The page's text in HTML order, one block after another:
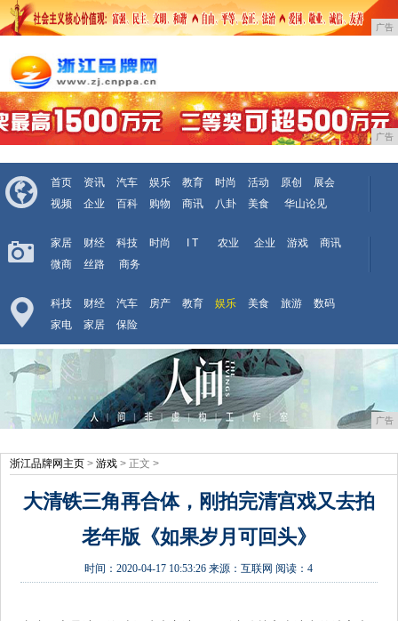
广告
广告
首页 资讯 汽车 娱乐 教育 时尚 活动 原创
展会
视频
企业 百科 购物 商讯 八卦 美食 华山论见
家居 财经 科技 时尚 I T 农业 企业 游戏
商讯
微商
丝路 商务
科技 财经 汽车 房产 教育 娱乐 美食 旅游
数码
家电
家居 保险
广告
浙江品牌网主页 > 游戏 > 正文 >
大清铁三角再合体，刚拍完清宫戏又去拍
老年版《如果岁月可回头》
时间：2020-04-17 10:53:26 来源：互联网 阅读：4